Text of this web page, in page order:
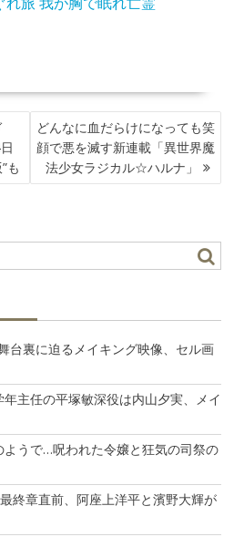
も
どんなに血だらけになっても笑
顔で悪を滅す新連載「異世界魔
法少女ラジカル☆ハルナ」
台裏に迫るメイキング映像、セル画
年主任の平塚敏深役は内山夕実、メイ
うで…呪われた令嬢と狂気の司祭の
終章直前、阿座上洋平と濱野大輝が